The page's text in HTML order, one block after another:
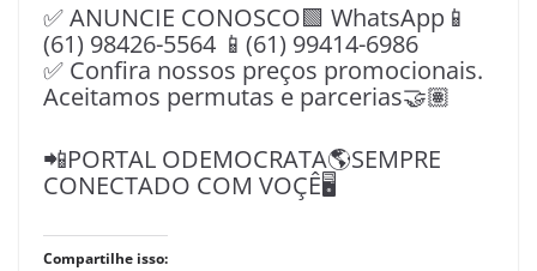
✅ ANUNCIE CONOSCO🟩 WhatsApp📱
(61) 98426-5564 📱(61) 99414-6986
✅ Confira nossos preços promocionais.
Aceitamos permutas e parcerias🤝🏽
📲PORTAL ODEMOCRATA🌎SEMPRE
CONECTADO COM VOÇÊ🖥️
Compartilhe isso: